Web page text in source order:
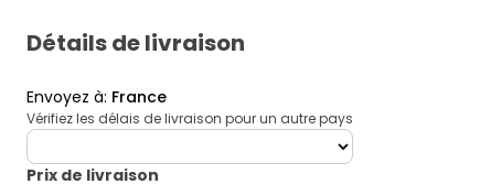
Détails de livraison
Envoyez à: France
Vérifiez les délais de livraison pour un autre pays
deliveryCountry
Prix ​​de livraison